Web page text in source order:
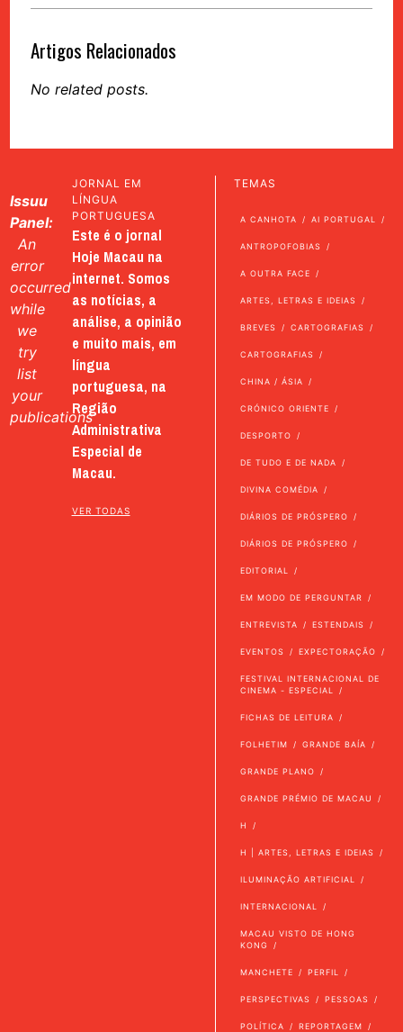
Artigos Relacionados
No related posts.
Issuu
Panel:
An
error
occurred
while
we
try
list
your
publications
JORNAL EM
LÍNGUA
PORTUGUESA
Este é o jornal
Hoje Macau na
internet. Somos
as notícias, a
análise, a opinião
e muito mais, em
língua
portuguesa, na
Região
Administrativa
Especial de
Macau.
VER TODAS
TEMAS
A CANHOTA AI PORTUGAL
ANTROPOFOBIAS
A OUTRA FACE
ARTES, LETRAS E IDEIAS
BREVES CARTOGRAFIAS
CARTOGRAFIAS
CHINA / ÁSIA
CRÓNICO ORIENTE
DESPORTO
DE TUDO E DE NADA
DIVINA COMÉDIA
DIÁRIOS DE PRÓSPERO
DIÁRIOS DE PRÓSPERO
EDITORIAL
EM MODO DE PERGUNTAR
ENTREVISTA ESTENDAIS
EVENTOS EXPECTORAÇÃO
FESTIVAL INTERNACIONAL DE
CINEMA - ESPECIAL
FICHAS DE LEITURA
FOLHETIM GRANDE BAÍA
GRANDE PLANO
GRANDE PRÉMIO DE MACAU
H
H | ARTES, LETRAS E IDEIAS
ILUMINAÇÃO ARTIFICIAL
INTERNACIONAL
MACAU VISTO DE HONG
KONG
MANCHETE PERFIL
PERSPECTIVAS PESSOAS
POLÍTICA REPORTAGEM